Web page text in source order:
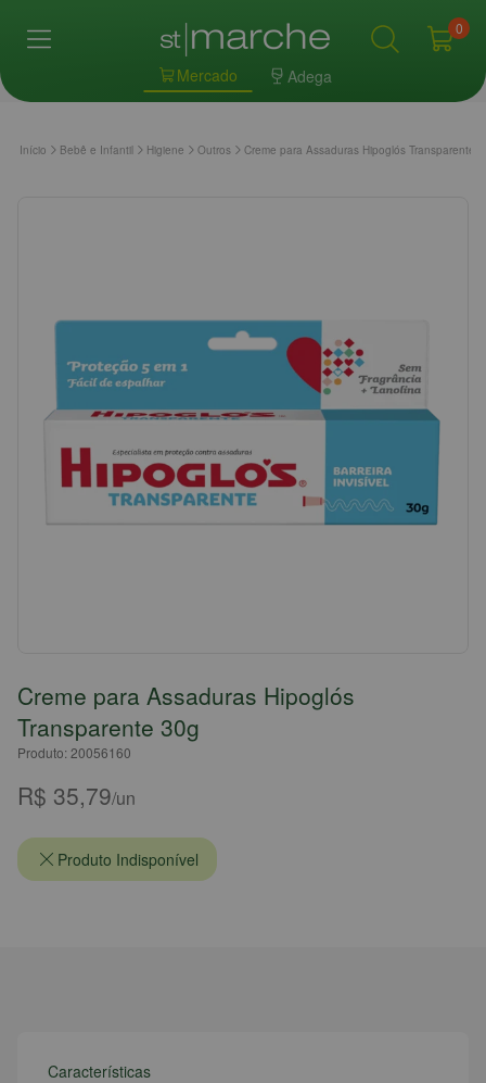
Mercado Adega
0
Início Bebê e Infantil Higiene Outros Creme para Assaduras Hipoglós Transparente
Creme para Assaduras Hipoglós
Transparente 30g
Produto: 20056160
R$ 35,79/un
Produto Indisponível
Características